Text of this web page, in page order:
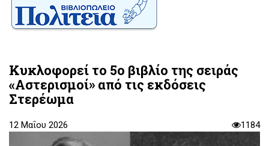
Κυκλοφορεί το 5ο βιβλίο της σειράς
«Αστερισμοί» από τις εκδόσεις
Στερέωμα
12 Μαΐου 2026 1184